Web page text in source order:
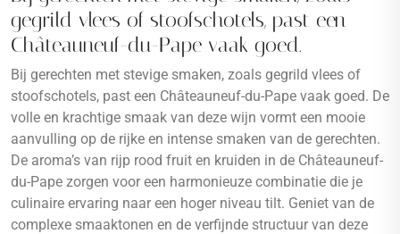
gegrild vlees of stoofschotels, past een
Châteauneuf-du-Pape vaak goed.
Bij gerechten met stevige smaken, zoals gegrild vlees of
stoofschotels, past een Châteauneuf-du-Pape vaak goed. De
volle en krachtige smaak van deze wijn vormt een mooie
aanvulling op de rijke en intense smaken van de gerechten.
De aroma’s van rijp rood fruit en kruiden in de Châteauneuf-
du-Pape zorgen voor een harmonieuze combinatie die je
culinaire ervaring naar een hoger niveau tilt. Geniet van de
complexe smaaktonen en de verfijnde structuur van deze